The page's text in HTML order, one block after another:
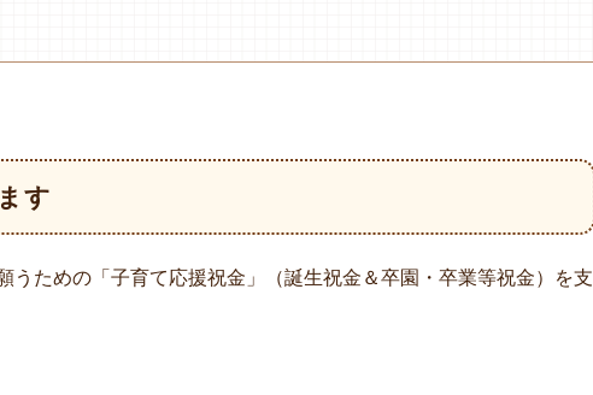
す
ための「子育て応援祝金」（誕生祝金＆卒園・卒業等祝金）を支